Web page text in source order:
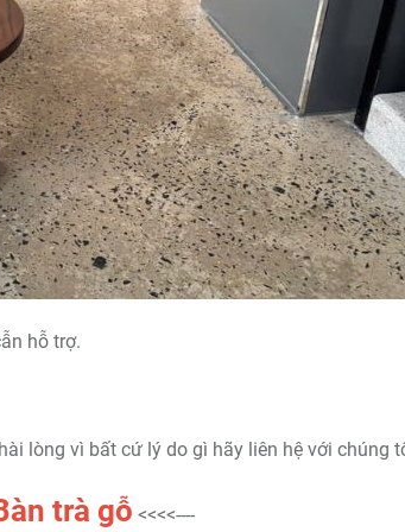
hỗ trợ.
lòng vì bất cứ lý do gì hãy liên hệ với chúng
trà gỗ <<<<----